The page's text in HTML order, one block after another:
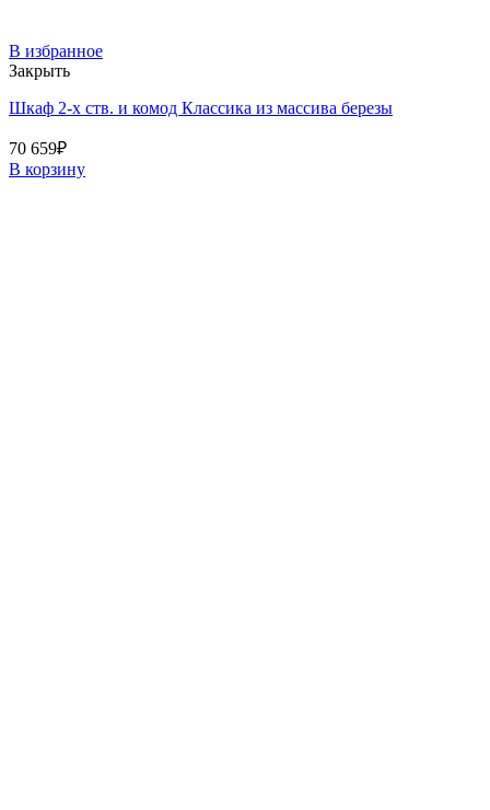
В избранное
Закрыть
Шкаф 2-х ств. и комод Классика из массива березы
70 659₽
В корзину